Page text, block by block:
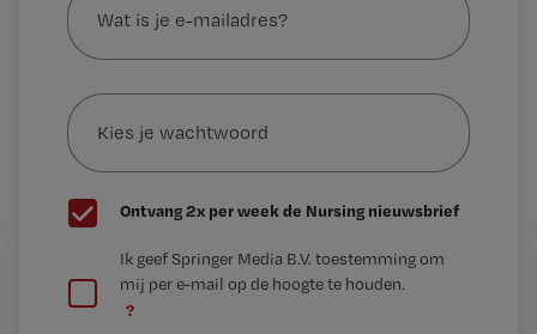
is
je
mailadres?
Kies
je
wachtwoord
G
e
Ontvang 2x per week de Nursing nieuwsbrief
e
Ik geef Springer Media B.V. toestemming om
mij per e-mail op de hoogte te houden.
?